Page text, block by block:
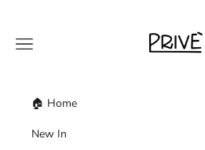
Menù
🏠 Home
New In